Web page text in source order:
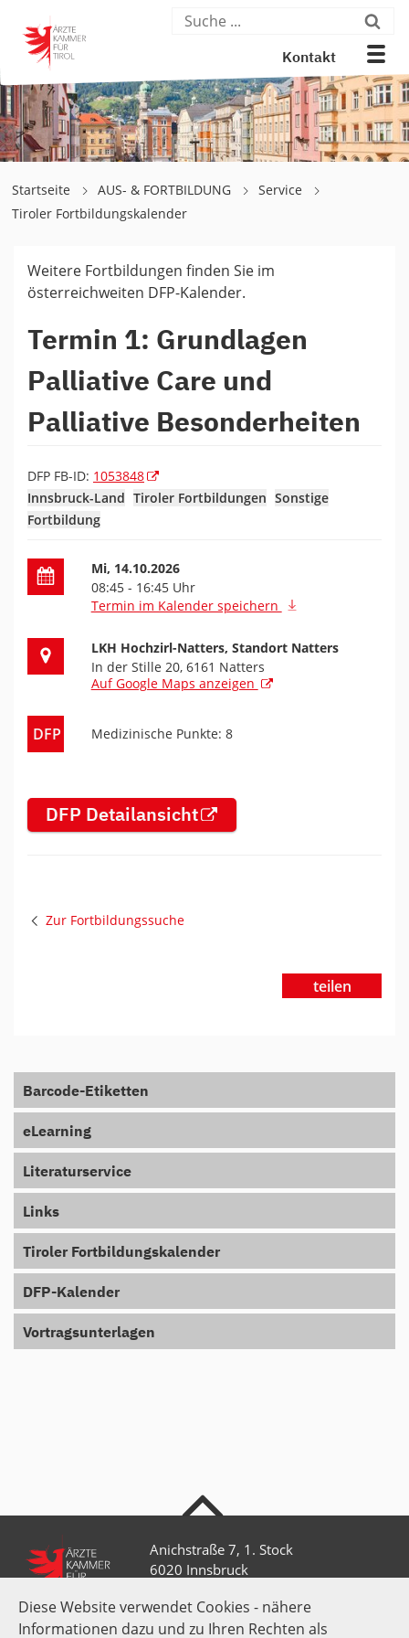
Diese Website verwendet Cookies - nähere
Informationen dazu und zu Ihren Rechten als
Kontakt
Startseite AUS- & FORTBILDUNG
Service
Tiroler Fortbildungskalender
Weitere Fortbildungen finden Sie im
österreichweiten DFP-Kalender.
Termin 1: Grundlagen
Palliative Care und
Palliative Besonderheiten
DFP FB-ID: 1053848
Innsbruck-Land Tiroler Fortbildungen Sonstige
Fortbildung
Datum der Fortbildung
Mi, 14.10.2026
08:45 - 16:45 Uhr
Termin im Kalender speichern
Ort der Fortbildung
LKH Hochzirl-Natters, Standort Natters
In der Stille 20, 6161 Natters
Auf Google Maps anzeigen
DFP Medizinische Punkte: 8
DFP Detailansicht
Zur Fortbildungssuche
teilen
Barcode-Etiketten
eLearning
Literaturservice
Links
Tiroler Fortbildungskalender
DFP-Kalender
Vortragsunterlagen
Anichstraße 7, 1. Stock
6020 Innsbruck
+43 512 52 0 58-0